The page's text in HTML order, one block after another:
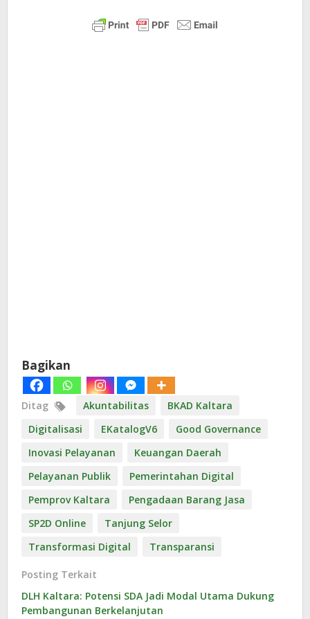
Bagikan
Ditag Akuntabilitas
BKAD Kaltara
Digitalisasi
EKatalogV6
Good Governance
Inovasi Pelayanan
Keuangan Daerah
Pelayanan Publik
Pemerintahan Digital
Pemprov Kaltara
Pengadaan Barang Jasa
SP2D Online
Tanjung Selor
Transformasi Digital
Transparansi
Posting Terkait
DLH Kaltara: Potensi SDA Jadi Modal Utama Dukung
Pembangunan Berkelanjutan